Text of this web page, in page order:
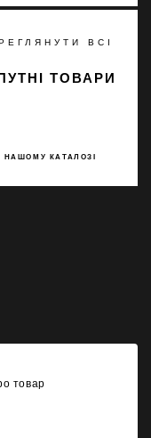
ВСІ
НАШОМУ КАТАЛОЗІ
ТОВАРИ
товар